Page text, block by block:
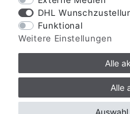
DHL
Funktional
Weitere Einstellungen
Alle
Alle